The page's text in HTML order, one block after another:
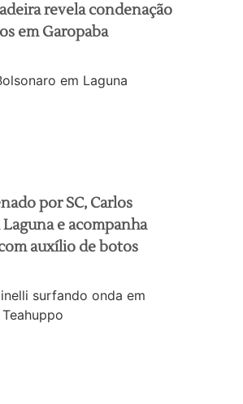
revela condenação
em Garopaba
por SC, Carlos
e acompanha
auxílio de botos